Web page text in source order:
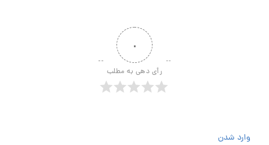
۰
رأی دهی به مطلب
وارد شدن